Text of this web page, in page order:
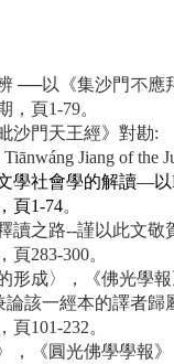
──以《集沙門不應
，頁1-79。
沙門天王經》對勘:
Tiānwáng Jiang of
學社會學的解讀—以
頁1-74。
之路--謹以此文敬
頁283-300。
成〉，《佛光學報
該一經本的譯者歸
頁101-232。
《圓光佛學學報》